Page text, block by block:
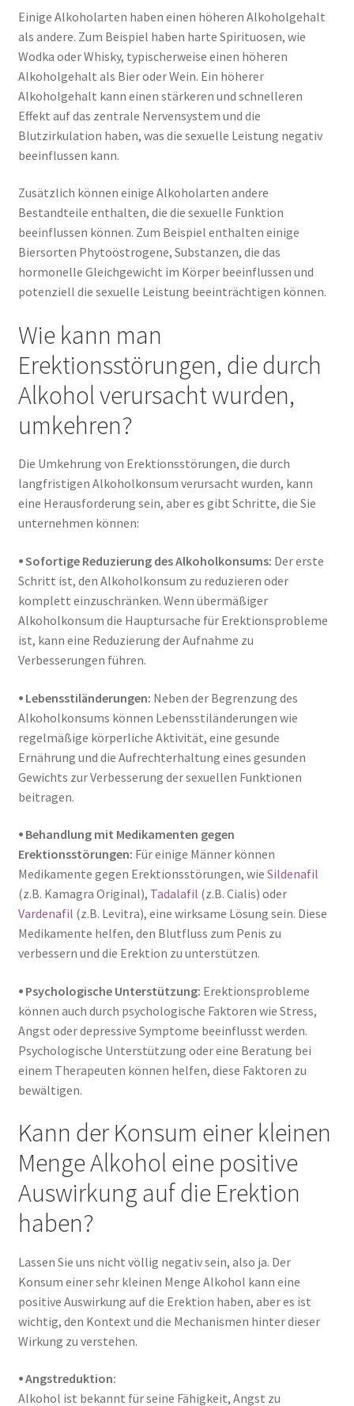
Einige Alkoholarten haben einen höheren Alkoholgehalt
als andere. Zum Beispiel haben harte Spirituosen, wie
Wodka oder Whisky, typischerweise einen höheren
Alkoholgehalt als Bier oder Wein. Ein höherer
Alkoholgehalt kann einen stärkeren und schnelleren
Effekt auf das zentrale Nervensystem und die
Blutzirkulation haben, was die sexuelle Leistung negativ
beeinflussen kann.
Zusätzlich können einige Alkoholarten andere
Bestandteile enthalten, die die sexuelle Funktion
beeinflussen können. Zum Beispiel enthalten einige
Biersorten Phytoöstrogene, Substanzen, die das
hormonelle Gleichgewicht im Körper beeinflussen und
potenziell die sexuelle Leistung beeinträchtigen können.
Wie kann man
Erektionsstörungen, die durch
Alkohol verursacht wurden,
umkehren?
Die Umkehrung von Erektionsstörungen, die durch
langfristigen Alkoholkonsum verursacht wurden, kann
eine Herausforderung sein, aber es gibt Schritte, die Sie
unternehmen können:
⦁ Sofortige Reduzierung des Alkoholkonsums: Der erste
Schritt ist, den Alkoholkonsum zu reduzieren oder
komplett einzuschränken. Wenn übermäßiger
Alkoholkonsum die Hauptursache für Erektionsprobleme
ist, kann eine Reduzierung der Aufnahme zu
Verbesserungen führen.
⦁ Lebensstiländerungen: Neben der Begrenzung des
Alkoholkonsums können Lebensstiländerungen wie
regelmäßige körperliche Aktivität, eine gesunde
Ernährung und die Aufrechterhaltung eines gesunden
Gewichts zur Verbesserung der sexuellen Funktionen
beitragen.
⦁ Behandlung mit Medikamenten gegen
Erektionsstörungen: Für einige Männer können
Medikamente gegen Erektionsstörungen, wie Sildenafil
(z.B. Kamagra Original), Tadalafil (z.B. Cialis) oder
Vardenafil (z.B. Levitra), eine wirksame Lösung sein. Diese
Medikamente helfen, den Blutfluss zum Penis zu
verbessern und die Erektion zu unterstützen.
⦁ Psychologische Unterstützung: Erektionsprobleme
können auch durch psychologische Faktoren wie Stress,
Angst oder depressive Symptome beeinflusst werden.
Psychologische Unterstützung oder eine Beratung bei
einem Therapeuten können helfen, diese Faktoren zu
bewältigen.
Kann der Konsum einer kleinen
Menge Alkohol eine positive
Auswirkung auf die Erektion
haben?
Lassen Sie uns nicht völlig negativ sein, also ja. Der
Konsum einer sehr kleinen Menge Alkohol kann eine
positive Auswirkung auf die Erektion haben, aber es ist
wichtig, den Kontext und die Mechanismen hinter dieser
Wirkung zu verstehen.
⦁ Angstreduktion:
Alkohol ist bekannt für seine Fähigkeit, Angst zu